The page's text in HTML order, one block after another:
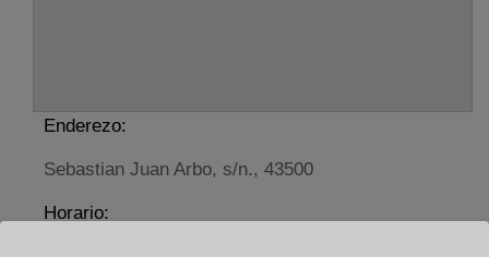
Enderezo:
Sebastian Juan Arbo, s/n., 43500
Horario: